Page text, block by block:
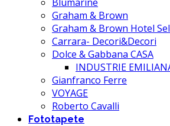
Graham & Brown
Graham & Brown Hotel
Carrara- Decori&Decori
Dolce & Gabbana CASA
INDUSTRIE
Gianfranco Ferre
VOYAGE
Roberto Cavalli
Fototapete